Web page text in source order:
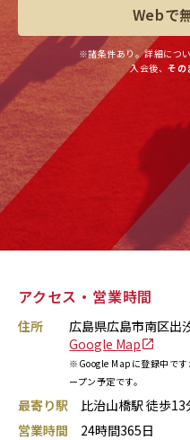
Webで
※諸条件あり。詳細につ
入会後、その
アクセス・営業時間
住所
広島県広島市南区出
Google Map
※Google Mapに登録中です
ープン予定です。
最寄り駅
比治山橋駅 徒歩13
営業時間
24時間365日